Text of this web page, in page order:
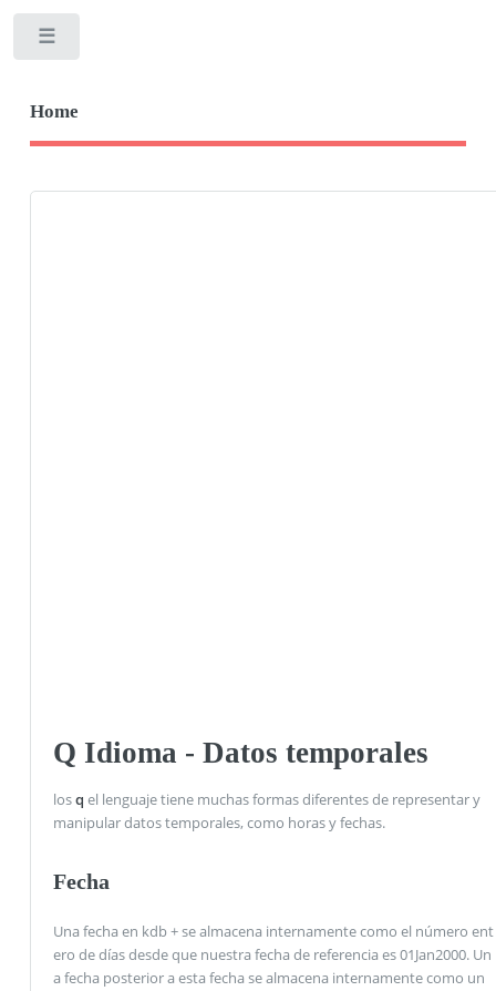
Home
Q Idioma - Datos temporales
losq el lenguaje tiene muchas formas diferentes de representar y
manipular datos temporales, como horas y fechas.
Fecha
Una fecha en kdb + se almacena internamente como el número ent
ero de días desde que nuestra fecha de referencia es 01Jan2000. Un
a fecha posterior a esta fecha se almacena internamente como un